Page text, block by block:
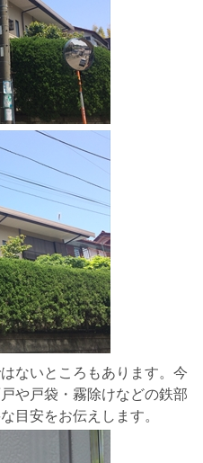
ないところもあります。今
や戸袋・霧除けなどの鉄部
目安をお伝えします。